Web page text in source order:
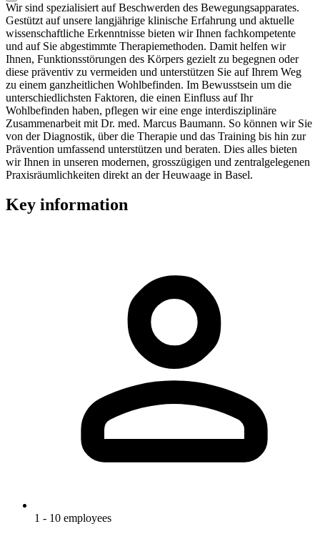
Wir sind spezialisiert auf Beschwerden des Bewegungsapparates.
Gestützt auf unsere langjährige klinische Erfahrung und aktuelle
wissenschaftliche Erkenntnisse bieten wir Ihnen fachkompetente
und auf Sie abgestimmte Therapiemethoden. Damit helfen wir
Ihnen, Funktionsstörungen des Körpers gezielt zu begegnen oder
diese präventiv zu vermeiden und unterstützen Sie auf Ihrem Weg
zu einem ganzheitlichen Wohlbefinden. Im Bewusstsein um die
unterschiedlichsten Faktoren, die einen Einfluss auf Ihr
Wohlbefinden haben, pflegen wir eine enge interdisziplinäre
Zusammenarbeit mit Dr. med. Marcus Baumann. So können wir Sie
von der Diagnostik, über die Therapie und das Training bis hin zur
Prävention umfassend unterstützen und beraten. Dies alles bieten
wir Ihnen in unseren modernen, grosszügigen und zentralgelegenen
Praxisräumlichkeiten direkt an der Heuwaage in Basel.
Key information
1 - 10 employees